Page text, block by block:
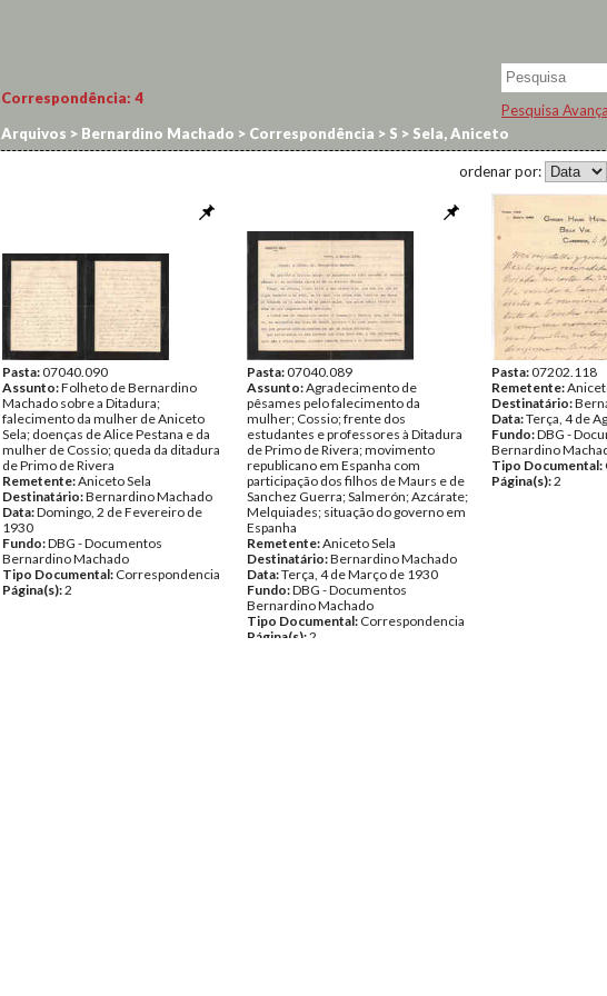
Pesquisa
Correspondência: 4
Arquivos > Bernardino Machado > Correspondência > S > Sela, Aniceto
ordenar por:
Pasta:07040.090
Assunto:Folheto de Bernardino
Machado sobre a Ditadura;
falecimento da mulher de Aniceto
Sela; doenças de Alice Pestana e da
mulher de Cossio; queda da ditadura
de Primo de Rivera
Remetente:Aniceto Sela
Destinatário:Bernardino Machado
Data:Domingo, 2 de Fevereiro de
1930
Fundo:DBG - Documentos
Bernardino Machado
Tipo Documental: Correspondencia
Página(s):2
Pasta:07040.089
Assunto:Agradecimento de
pêsames pelo falecimento da
mulher; Cossio; frente dos
estudantes e professores à Ditadura
de Primo de Rivera; movimento
republicano em Espanha com
participação dos filhos de Maurs e de
Sanchez Guerra; Salmerón; Azcárate;
Melquiades; situação do governo em
Espanha
Remetente:Aniceto Sela
Destinatário:Bernardino Machado
Data:Terça, 4 de Março de 1930
Fundo:DBG - Documentos
Bernardino Machado
Tipo Documental: Correspondencia
Página(s):2
Pasta:07202.118
Remetente:
Destinatário:
Data:Terça, 4 de
Fundo:DBG -
Bernardino
Tipo Documental:
Página(s):2